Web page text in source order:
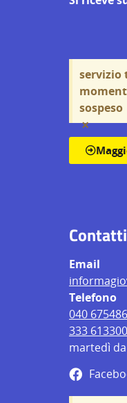
servizio
sospeso
×
Contatti
Email
Telefono
040
333
martedì